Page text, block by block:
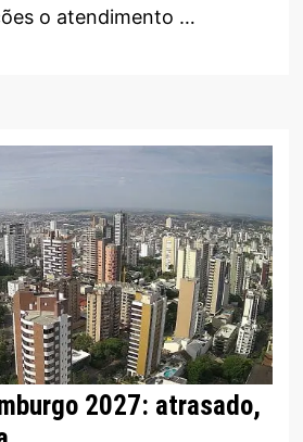
o atendimento …
2027: atrasado,